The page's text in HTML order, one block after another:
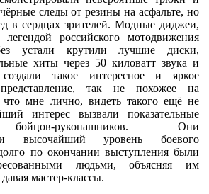
следы от резины на асфальте, но
в сердцах зрителей. Модные диджеи,
российского мотодвижения
устали крутили лучшие диски,
хиты через 50 киловатт звука и
такое интересное и яркое
так не похожее на
мне лично, видеть такого ещё не
интерес вызвали показательные
рукопашников. Они
высочайший уровень боевого
по окончании выступления были
людьми, объясняя им
мастер-классы.